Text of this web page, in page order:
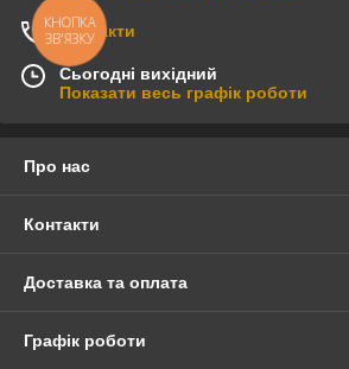
Контакти
Сьогодні вихідний
Показати весь графік роботи
Про нас
Контакти
Доставка та оплата
Графік роботи
КНОПКА
ЗВ'ЯЗКУ